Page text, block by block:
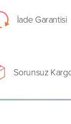
İade Garantisi
Sorunsuz